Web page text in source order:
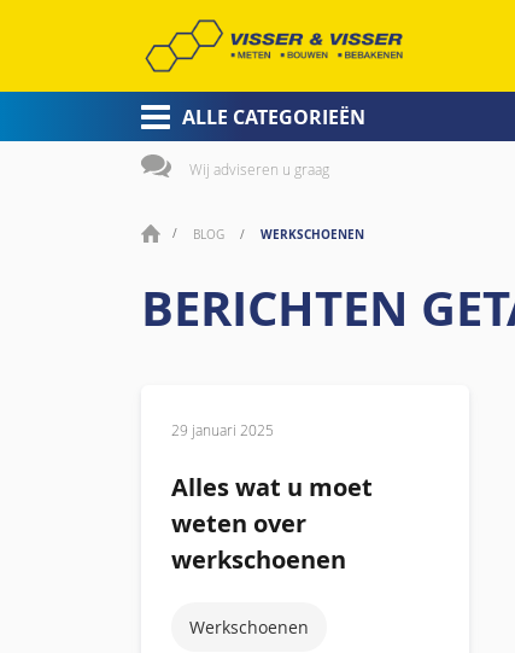
ALLE CATEGORIEËN
Wij adviseren u graag
BLOG WERKSCHOENEN
BERICHTEN
29 januari 2025
Alles wat u moet
weten over
werkschoenen
Werkschoenen